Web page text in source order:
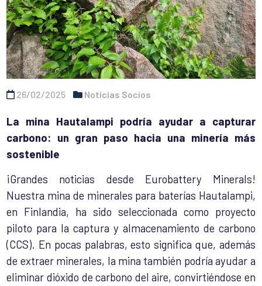
26/02/2025 Noticias Socios
La mina Hautalampi podría ayudar a capturar
carbono: un gran paso hacia una minería más
sostenible
¡Grandes noticias desde Eurobattery Minerals!
Nuestra mina de minerales para baterías Hautalampi,
en Finlandia, ha sido seleccionada como proyecto
piloto para la captura y almacenamiento de carbono
(CCS). En pocas palabras, esto significa que, además
de extraer minerales, la mina también podría ayudar a
eliminar dióxido de carbono del aire, convirtiéndose en